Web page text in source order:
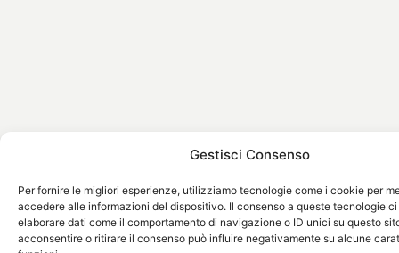
Gestisci Consenso
Per fornire le migliori esperienze, utilizziamo tecnologie come i cookie per
accedere alle informazioni del dispositivo. Il consenso a queste tecnologie
elaborare dati come il comportamento di navigazione o ID unici su questo
acconsentire o ritirare il consenso può influire negativamente su alcune